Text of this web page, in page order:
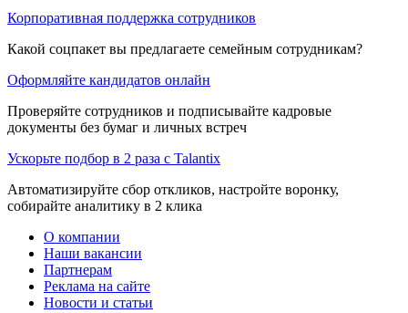
Корпоративная поддержка сотрудников
Какой соцпакет вы предлагаете семейным сотрудникам?
Оформляйте кандидатов онлайн
Проверяйте сотрудников и подписывайте кадровые
документы без бумаг и личных встреч
Ускорьте подбор в 2 раза с Talantix
Автоматизируйте сбор откликов, настройте воронку,
собирайте аналитику в 2 клика
О компании
Наши вакансии
Партнерам
Реклама на сайте
Новости и статьи